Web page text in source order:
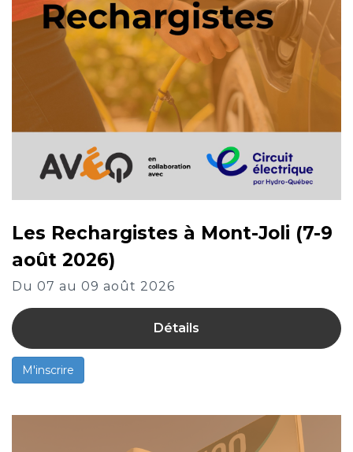
Les Rechargistes à Mont-Joli (7-9
août 2026)
Du 07 au 09 août 2026
Détails
M'inscrire